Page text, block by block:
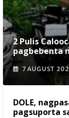
2 Pulis
pagbebenta
7 AUGUST
DOLE,
pagsuporta